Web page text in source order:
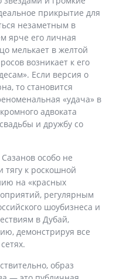
прикрытие для
незаметным в
ярче его личная
мелькает в желтой
возникает к его
Если версия о
то становится
«удача» в
адвоката
и дружбу со
особо не
тягу к роскошной
на «красных
регулярным
шоубизнеса и
в Дубай,
демонстрируя все
образ